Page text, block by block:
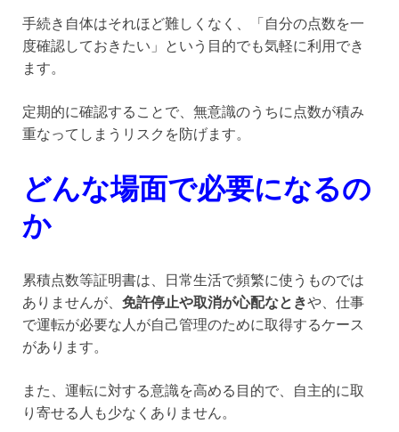
手続き自体はそれほど難しくなく、「自分の点数を一
度確認しておきたい」という目的でも気軽に利用でき
ます。
定期的に確認することで、無意識のうちに点数が積み
重なってしまうリスクを防げます。
どんな場面で必要になるの
か
累積点数等証明書は、日常生活で頻繁に使うものでは
ありませんが、 免許停止や取消が心配なときや、仕事
で運転が必要な人が自己管理のために取得するケース
があります。
また、運転に対する意識を高める目的で、自主的に取
り寄せる人も少なくありません。